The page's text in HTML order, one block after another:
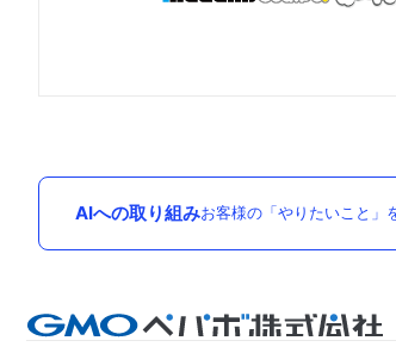
AIへの取り組みお客様の「やりたいこと」